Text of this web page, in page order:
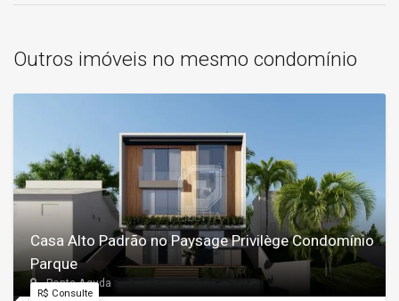
Outros imóveis no mesmo condomínio
Casa Alto Padrão no Paysage Privilège Condomínio
Parque
Ponta Aguda
R$ Consulte